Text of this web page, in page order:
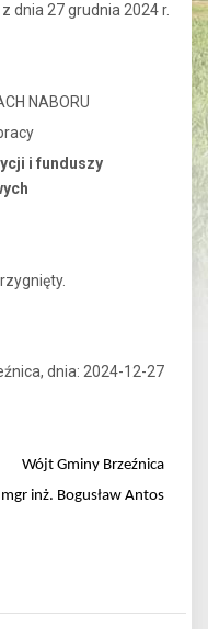
dnia 27 grudnia 2024 r.
NABORU
i funduszy
dnia: 2024-12-27
Wójt Gminy Brzeźnica
mgr inż. Bogusław Antos